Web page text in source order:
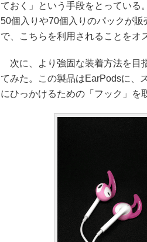
ておく」という手段をとっている
50個入りや70個入りのパックが販
で、こちらを利用されることをオ
次に、より強固な装着方法を目
てみた。この製品はEarPodsに、
にひっかけるための「フック」を